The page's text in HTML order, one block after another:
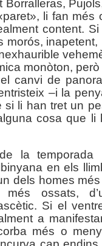
Borralleras,
li fan més
content.
morós,
monòton,
canvi de
–i la
si li han tret un
cosa que li
de la temporada
en els
dels homes
més ossats,
Si el
a
més o